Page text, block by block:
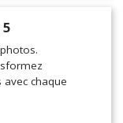
chaque